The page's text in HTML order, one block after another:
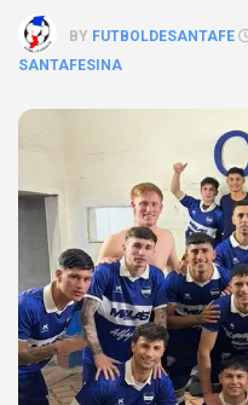
BY FUTBOLDESANTAFE
SANTAFESINA